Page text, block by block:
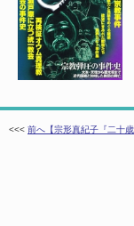
<<< 前へ【宗形真紀子『二十